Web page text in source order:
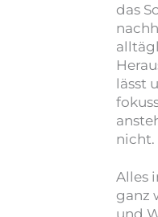
das
lässt
nicht.
Alles
ganz
und